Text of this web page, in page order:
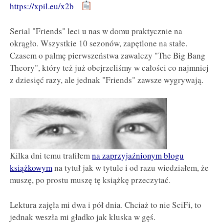
https://xpil.eu/x2b
Serial "Friends" leci u nas w domu praktycznie na
okrągło. Wszystkie 10 sezonów, zapętlone na stałe.
Czasem o palmę pierwszeństwa zawalczy "The Big Bang
Theory", który też już obejrzeliśmy w całości co najmniej
z dziesięć razy, ale jednak "Friends" zawsze wygrywają.
Kilka dni temu trafiłemna zaprzyjaźnionym blogu
książkowymna tytuł jak w tytule i od razu wiedziałem, że
muszę, po prostu muszę tę książkę przeczytać.
Lektura zajęła mi dwa i pół dnia. Chciaż to nie SciFi, to
jednak weszła mi gładko jak kluska w gęś.